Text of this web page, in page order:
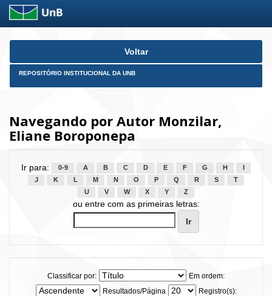
Skip
Voltar
REPOSITÓRIO INSTITUCIONAL DA UNB
Navegando por Autor Monzilar,
Eliane Boroponepa
Ir para: 0-9 A B C D E F G H
J
K L M N O P Q R S
T
U
V W X Y Z
ou entre com as primeiras letras:
Classificar por:
Em ordem:
Resultados/Página
Registro(s):